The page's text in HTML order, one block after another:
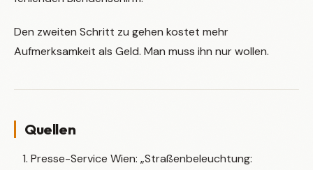
Den zweiten Schritt zu gehen kostet mehr
Aufmerksamkeit als Geld. Man muss ihn nur wollen.
Quellen
Presse-Service Wien: „Straßenbeleuchtung: